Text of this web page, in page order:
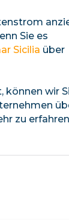
Sie es
Sicilia über
können wir
zu